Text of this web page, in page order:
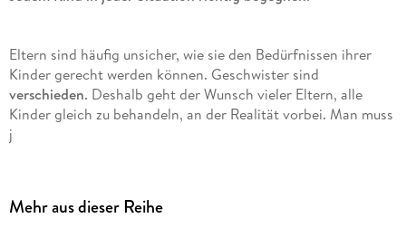
Eltern sind häufig unsicher, wie sie den Bedürfnissen ihrer
Kinder gerecht werden können. Geschwister sind
verschieden. Deshalb geht der Wunsch vieler Eltern, alle
Kinder gleich zu behandeln, an der Realität vorbei. Man muss
j
Mehr aus dieser Reihe